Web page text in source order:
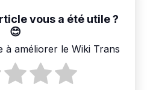
vous a été utile ?
à améliorer le Wiki Trans